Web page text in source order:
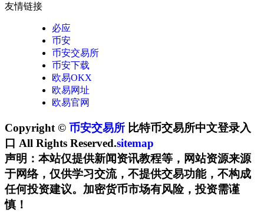
友情链接
必应
币安
币安交易所
币安下载
欧易OKX
欧易网址
欧易官网
Copyright © 币安交易所 比特币交易所中文登录入
口 All Rights Reserved.sitemap
声明：本站仅提供新闻资讯教程等，网站资源来源
于网络，仅供学习交流，不提供交易功能，不构成
任何投资建议。加密货币市场有风险，投资需谨
慎！